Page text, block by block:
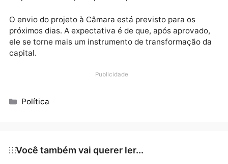
fiscalização será intensificada com apoio de
e canais de denúncia, além de campanhas
que devem ser ampliadas em toda a cidade.
responsabilizado”, completou o prefeito.
ele se torne mais um instrumento de transformação